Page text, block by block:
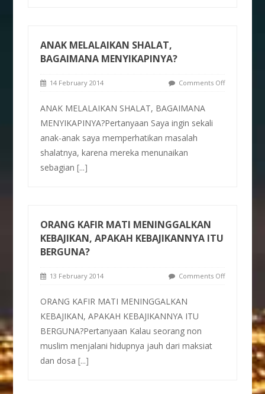
ANAK MELALAIKAN SHALAT,
BAGAIMANA MENYIKAPINYA?
14 February 2014 Comments Off
ANAK MELALAIKAN SHALAT, BAGAIMANA
MENYIKAPINYA?Pertanyaan Saya ingin sekali
anak-anak saya memperhatikan masalah
shalatnya, karena mereka menunaikan
sebagian[...]
ORANG KAFIR MATI MENINGGALKAN
KEBAJIKAN, APAKAH KEBAJIKANNYA ITU
BERGUNA?
13 February 2014 Comments Off
ORANG KAFIR MATI MENINGGALKAN
KEBAJIKAN, APAKAH KEBAJIKANNYA ITU
BERGUNA?Pertanyaan Kalau seorang non
muslim menjalani hidupnya jauh dari maksiat
dan dosa[...]